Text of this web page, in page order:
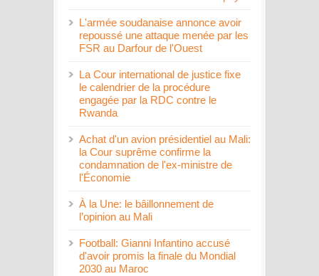
L'armée soudanaise annonce avoir
repoussé une attaque menée par les
FSR au Darfour de l'Ouest
La Cour international de justice fixe
le calendrier de la procédure
engagée par la RDC contre le
Rwanda
Achat d'un avion présidentiel au Mali:
la Cour suprême confirme la
condamnation de l'ex-ministre de
l'Économie
À la Une: le bâillonnement de
l’opinion au Mali
Football: Gianni Infantino accusé
d'avoir promis la finale du Mondial
2030 au Maroc